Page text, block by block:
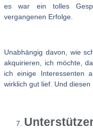
es war ein tolles
vergangenen Erfolge.
Unabhängig davon, wie
akquirieren, ich möchte,
ich einige Interessenten
wirklich gut lief. Und diesen